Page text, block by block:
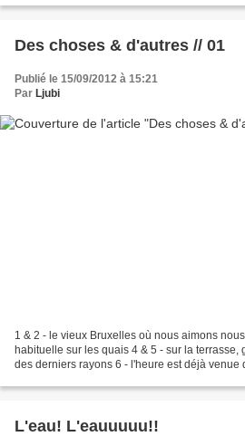
Des choses & d'autres // 01
Publié le 15/09/2012 à 15:21
Par Ljubi
1 & 2 - le vieux Bruxelles où nous aimons
habituelle sur les quais 4 & 5 - sur la
des derniers rayons 6 - l'heure est déjà venue
L'eau! L'eauuuuu!!